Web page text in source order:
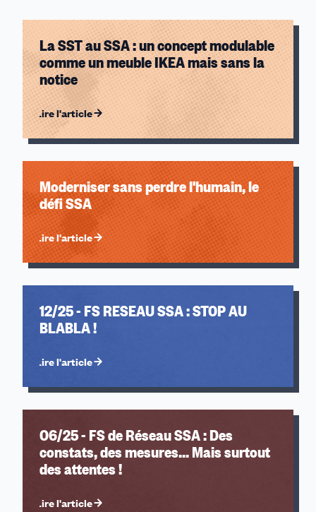
Action Sociale des Armées (SCN ASA)
Gendarmerie
La SST au SSA : un concept modulable
comme un meuble IKEA mais sans la
notice
Lire l'article
Moderniser sans perdre l'humain, le
défi SSA
Lire l'article
12/25 - FS RESEAU SSA : STOP AU
BLABLA !
Lire l'article
06/25 - FS de Réseau SSA : Des
constats, des mesures... Mais surtout
des attentes !
Lire l'article